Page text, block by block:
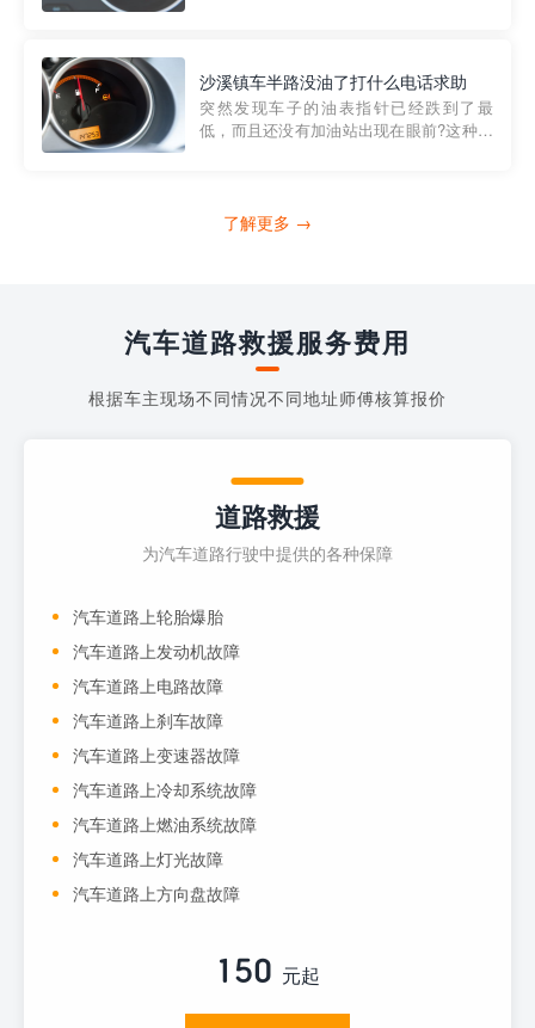
越者小程序是一款专门解决汽车没油问题
的在线服务平台。通过...
沙溪镇车半路没油了打什么电话求助
突然发现车子的油表指针已经跌到了最
低，而且还没有加油站出现在眼前?这种情
打4006363122请求送油人员来帮助你。
了解更多 →
汽车道路救援服务费用
根据车主现场不同情况不同地址师傅核算报价
道路救援
为汽车道路行驶中提供的各种保障
汽车道路上轮胎爆胎
汽车道路上发动机故障
汽车道路上电路故障
汽车道路上刹车故障
汽车道路上变速器故障
汽车道路上冷却系统故障
汽车道路上燃油系统故障
汽车道路上灯光故障
汽车道路上方向盘故障
150 元起